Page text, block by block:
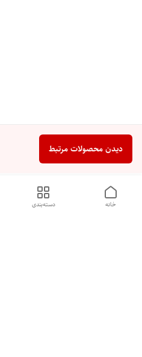
دیدن محصولات مرتبط
دسته‌بندی خانه